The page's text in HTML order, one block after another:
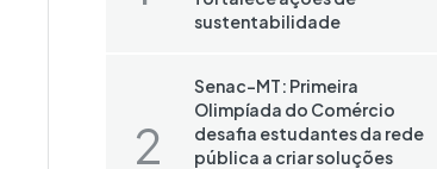
sustentabilidade
Senac-MT: Primeira
Olimpíada do Comércio
desafia estudantes da rede
pública a criar soluções